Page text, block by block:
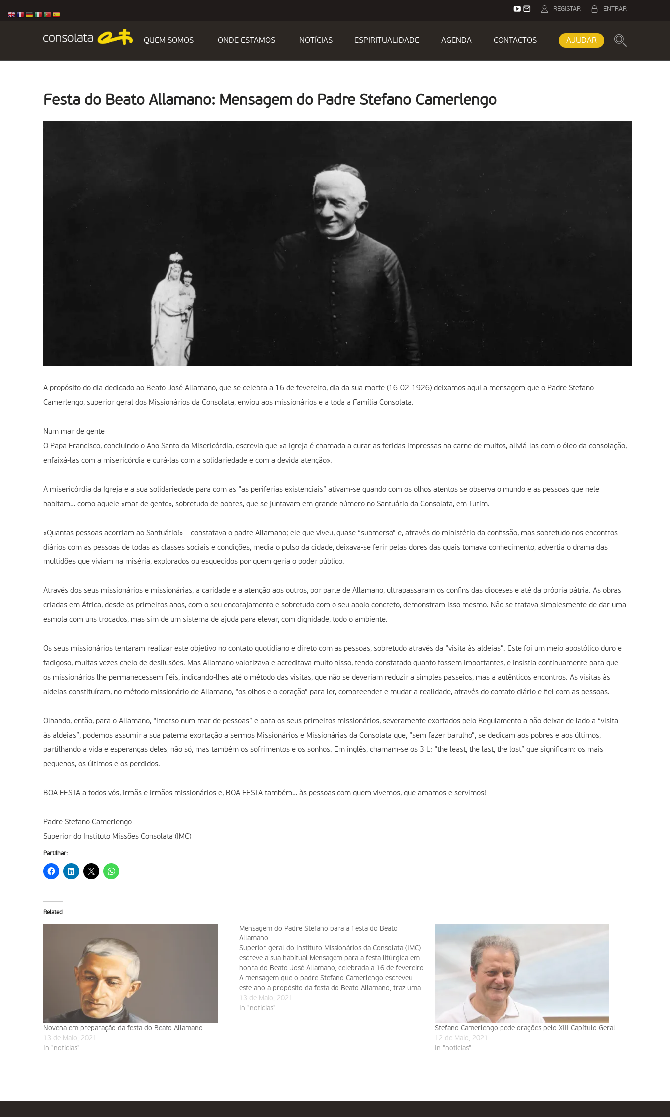
ENTRAR
REGISTAR
QUEM SOMOS ONDE ESTAMOS NOTÍCIAS ESPIRITUALIDADE AGENDA CONTACTOS AJUDAR
Festa do Beato Allamano: Mensagem do Padre Stefano Camerlengo
A propósito do dia dedicado ao Beato José Allamano, que se celebra a 16 de fevereiro, dia da sua morte (16-02-1926) deixamos aqui a mensagem que o Padre Stefano
Camerlengo, superior geral dos Missionários da Consolata, enviou aos missionários e a toda a Família Consolata.
Num mar de gente
O Papa Francisco, concluindo o Ano Santo da Misericórdia, escrevia que «a Igreja é chamada a curar as feridas impressas na carne de muitos, aliviá-las com o óleo da consolação,
enfaixá-las com a misericórdia e curá-las com a solidariedade e com a devida atenção».
A misericórdia da Igreja e a sua solidariedade para com as “as periferias existenciais” ativam-se quando com os olhos atentos se observa o mundo e as pessoas que nele
habitam… como aquele «mar de gente», sobretudo de pobres, que se juntavam em grande número no Santuário da Consolata, em Turim.
«Quantas pessoas acorriam ao Santuário!» – constatava o padre Allamano; ele que viveu, quase “submerso” e, através do ministério da confissão, mas sobretudo nos encontros
diários com as pessoas de todas as classes sociais e condições, media o pulso da cidade, deixava-se ferir pelas dores das quais tomava conhecimento, advertia o drama das
multidões que viviam na miséria, explorados ou esquecidos por quem geria o poder público.
Através dos seus missionários e missionárias, a caridade e a atenção aos outros, por parte de Allamano, ultrapassaram os confins das dioceses e até da própria pátria. As obras
criadas em África, desde os primeiros anos, com o seu encorajamento e sobretudo com o seu apoio concreto, demonstram isso mesmo. Não se tratava simplesmente de dar uma
esmola com uns trocados, mas sim de um sistema de ajuda para elevar, com dignidade, todo o ambiente.
Os seus missionários tentaram realizar este objetivo no contato quotidiano e direto com as pessoas, sobretudo através da “visita às aldeias”. Este foi um meio apostólico duro e
fadigoso, muitas vezes cheio de desilusões. Mas Allamano valorizava e acreditava muito nisso, tendo constatado quanto fossem importantes, e insistia continuamente para que
os missionários lhe permanecessem fiéis, indicando-lhes até o método das visitas, que não se deveriam reduzir a simples passeios, mas a autênticos encontros. As visitas às
aldeias constituíram, no método missionário de Allamano, “os olhos e o coração” para ler, compreender e mudar a realidade, através do contato diário e fiel com as pessoas.
Olhando, então, para o Allamano, “imerso num mar de pessoas” e para os seus primeiros missionários, severamente exortados pelo Regulamento a não deixar de lado a “visita
às aldeias”, podemos assumir a sua paterna exortação a sermos Missionários e Missionárias da Consolata que, “sem fazer barulho”, se dedicam aos pobres e aos últimos,
partilhando a vida e esperanças deles, não só, mas também os sofrimentos e os sonhos. Em inglês, chamam-se os 3 L: “the least, the last, the lost” que significam: os mais
pequenos, os últimos e os perdidos.
BOA FESTA a todos vós, irmãs e irmãos missionários e, BOA FESTA também… às pessoas com quem vivemos, que amamos e servimos!
Padre Stefano Camerlengo
Superior do Instituto Missões Consolata (IMC)
Partilhar:
Related
Novena em preparação da festa do Beato Allamano
13 de Maio, 2021
In "noticias"
Mensagem do Padre Stefano para a Festa do Beato
Allamano
Superior geral do Instituto Missionários da Consolata (IMC)
escreve a sua habitual Mensagem para a festa litúrgica em
honra do Beato José Allamano, celebrada a 16 de fevereiro
A mensagem que o padre Stefano Camerlengo escreveu
este ano a propósito da festa do Beato Allamano, traz uma
novidade que enche…
13 de Maio, 2021
In "noticias"
Stefano Camerlengo pede orações pelo XIII Capítulo Geral
12 de Maio, 2021
In "noticias"